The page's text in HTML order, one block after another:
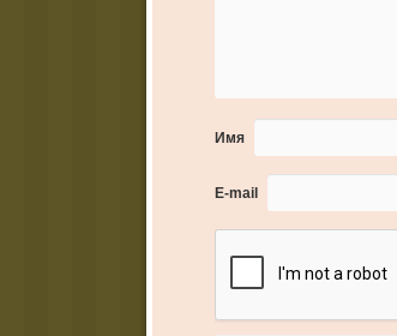
Имя
E-mail